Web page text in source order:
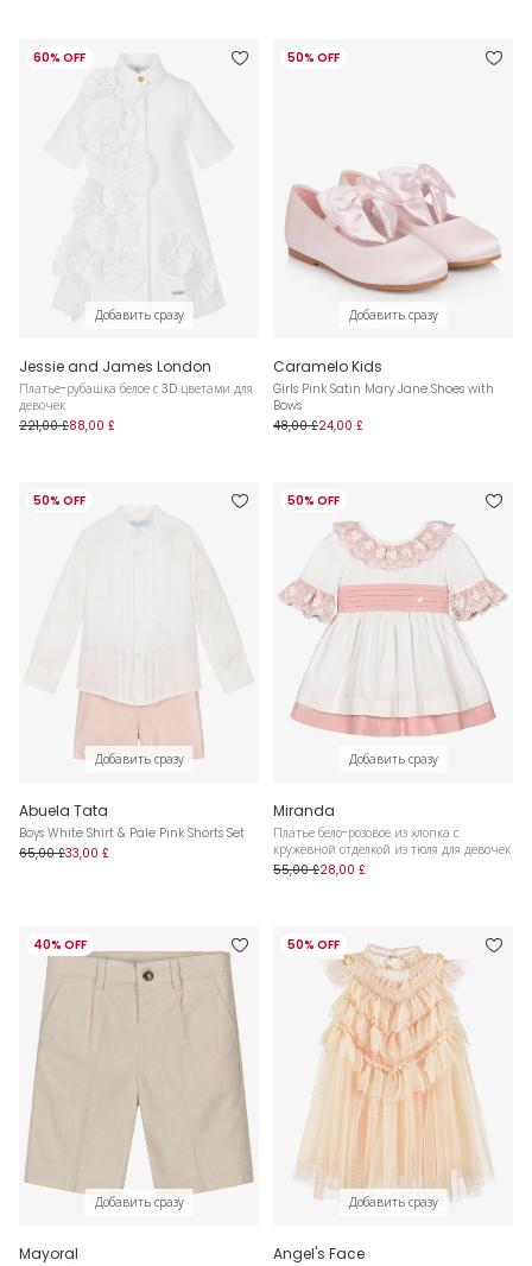
60% OFF
Добавить сразу
Jessie and James London
Платье-рубашка белое с 3D цветами для
девочек
221,00 £88,00 £
50% OFF
Добавить сразу
Caramelo Kids
Girls Pink Satin Mary Jane Shoes with
Bows
48,00 £24,00 £
50% OFF
Добавить сразу
Abuela Tata
Boys White Shirt & Pale Pink Shorts Set
65,00 £33,00 £
50% OFF
Добавить сразу
Miranda
Платье бело-розовое из хлопка с
кружевной отделкой из тюля для девочек
55,00 £28,00 £
40% OFF
Добавить сразу
Mayoral
50% OFF
Добавить сразу
Angel's Face